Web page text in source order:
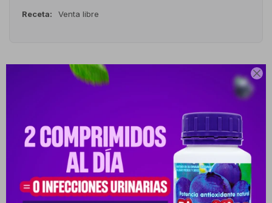

Receta Venta libre
Descripción
Paquete de toallitas húmedas con aloe vera, especialmente
formuladas para el cuidado de la piel delicada del bebé. Su
textura suave y resistente permite una limpieza práctica y segura,
mientras que la fórmula neutra con extracto de aloe vera hidrata
y calma la piel en cada uso. Es un producto ideal para la rutina